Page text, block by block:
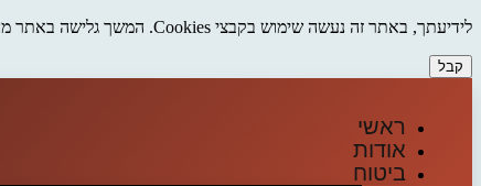
לידיעתך, באתר זה נעשה שימוש בקבצי Cookies. המשך גלישה באתר מהווה הסכמה לשימוש זה. למידע נוסף על
קבל
ראשי
אודות
ביטוח